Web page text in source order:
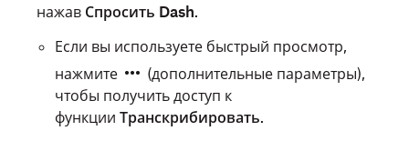
нажав Спросить Dash.
Если вы используете быстрый просмотр,
нажмите
(дополнительные параметры),
чтобы получить доступ к
функции Транскрибировать.